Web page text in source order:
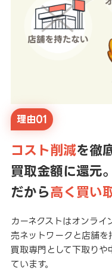
理由01
コスト削減を徹
買取金額に還元。
だから高く買い
カーネクストはオンライ
売ネットワークと店舗を
買取専門として下取り
ています。